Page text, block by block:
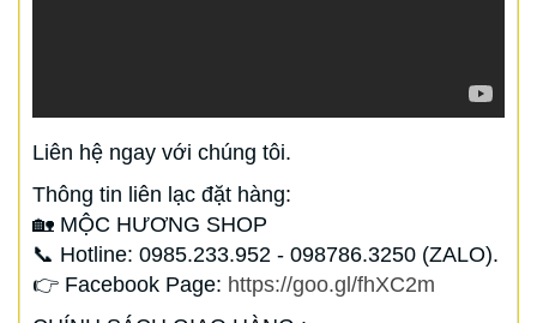
Liên hệ ngay với chúng tôi.
Thông tin liên lạc đặt hàng:
🏡 MỘC HƯƠNG SHOP
📞 Hotline: 0985.233.952 - 098786.3250 (ZALO).
👉 Facebook Page: https://goo.gl/fhXC2m